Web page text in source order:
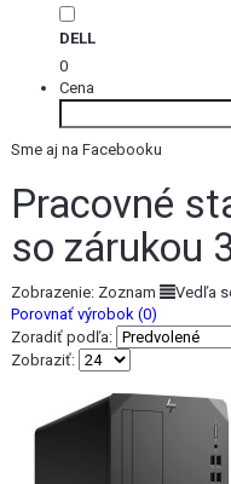
DELL
0
Cena
Sme aj na Facebooku
Pracovné
so zárukou
Zobrazenie: Zoznam
Vedľa
Porovnať výrobok (0)
Zoradiť podľa:
Zobraziť: